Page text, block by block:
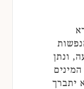
ונתן
יתברך